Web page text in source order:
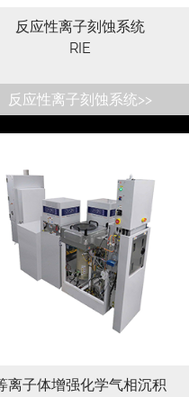
反应性离子刻蚀系统
RIE
反应性离子刻蚀系统>>
多种薄膜 高质量钝化和高密度掩膜
的成熟技术
离子体增强化学气相沉积